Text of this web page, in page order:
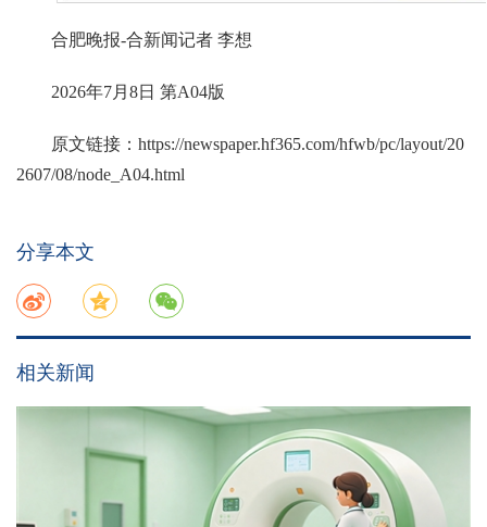
合肥晚报-合新闻记者 李想
2026年7月8日 第A04版
原文链接： https://newspaper.hf365.com/hfwb/pc/layout/20
2607/08/node_A04.html
分享本文
相关新闻